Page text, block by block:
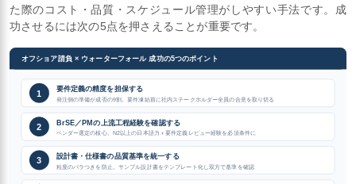
た際のコスト・品質・スケジュール管理がしやすい手法です。成
功させるには次の5点を押さえることが重要です。
オフショア請負 × ウォーターフォール 成功の5つのポイント
1 要件定義の精度を担保する
発注側の準備が成否の9割。要件凍結前に社内ステークホルダー全員の合意を取り切る
2 BrSE／PMの上流工程経験を確認する
ベンダー選定の核心。N2以上の日本語力＋要件定義レビュー経験を必須条件に
3 設計書・仕様書の品質基準を統一する
粒度のバラつきを防止。サンプル設計書をテンプレート化し双方で基準を確認